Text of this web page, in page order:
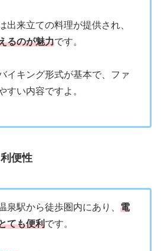
出来立ての料理が提供され、
るのが魅力です。
イキング形式が基本で、ファ
すい内容ですよ。
便性
泉駅から徒歩圏内にあり、 電
ても便利です。